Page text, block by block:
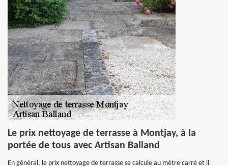
Le prix nettoyage de terrasse à Montjay, à la
portée de tous avec Artisan Balland
En général, le prix nettoyage de terrasse se calcule au mètre carré et il